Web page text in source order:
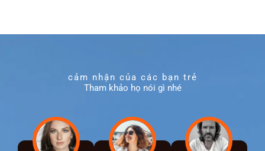
cảm nhận của các bạn trẻ
Tham khảo họ nói gì nhé